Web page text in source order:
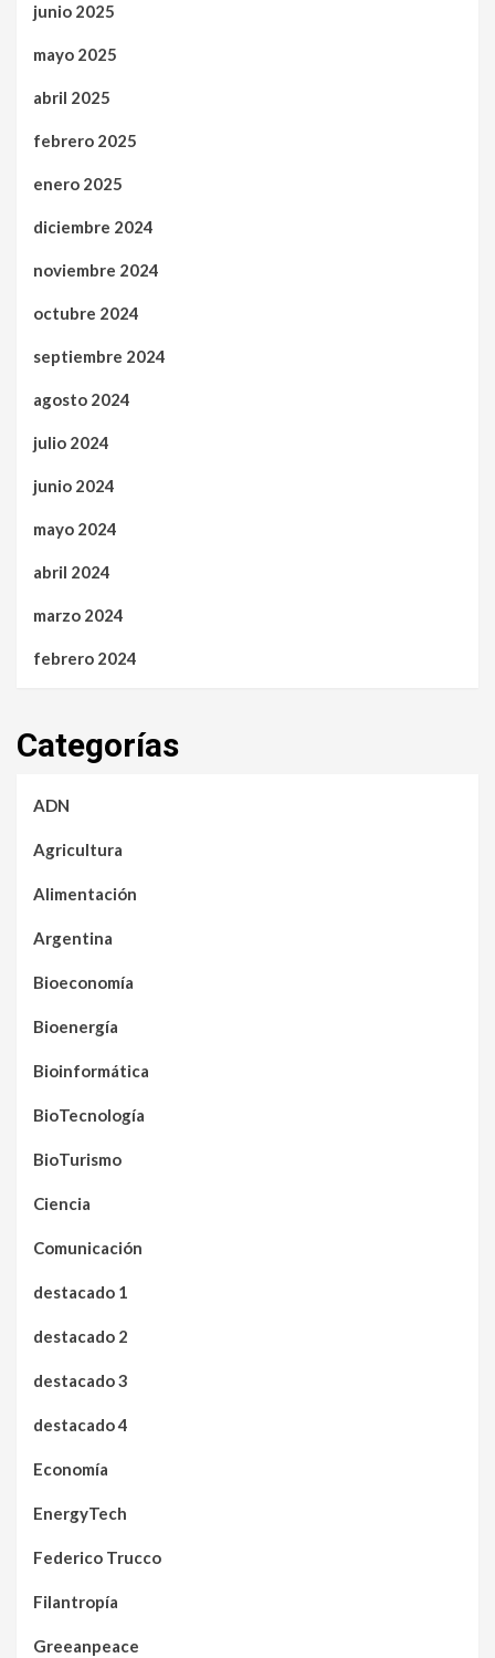
junio 2025
mayo 2025
abril 2025
febrero 2025
enero 2025
diciembre 2024
noviembre 2024
octubre 2024
septiembre 2024
agosto 2024
julio 2024
junio 2024
mayo 2024
abril 2024
marzo 2024
febrero 2024
Categorías
ADN
Agricultura
Alimentación
Argentina
Bioeconomía
Bioenergía
Bioinformática
BioTecnología
BioTurismo
Ciencia
Comunicación
destacado 1
destacado 2
destacado 3
destacado 4
Economía
EnergyTech
Federico Trucco
Filantropía
Greeanpeace